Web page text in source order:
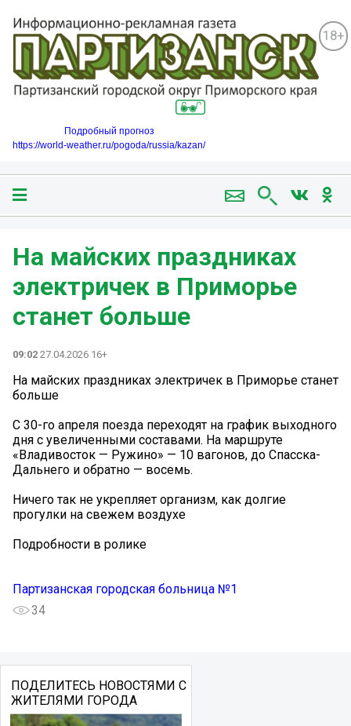
18+
Подробный прогноз
https://world-weather.ru/pogoda/russia/kazan/
На майских праздниках
электричек в Приморье
станет больше
09:02 27.04.2026 16+
На майских праздниках электричек в Приморье станет
больше
С 30-го апреля поезда переходят на график выходного
дня с увеличенными составами. На маршруте
«Владивосток — Ружино» — 10 вагонов, до Спасска-
Дальнего и обратно — восемь.
Ничего так не укрепляет организм, как долгие
прогулки на свежем воздухе
Подробности в ролике
Партизанская городская больница №1
34
ПОДЕЛИТЕСЬ НОВОСТЯМИ С
ЖИТЕЛЯМИ ГОРОДА